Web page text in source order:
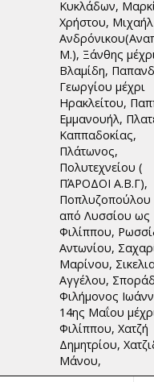
Κυκλάδων,
Χρήστου, Μιχαήλ
Μ.), Ξάνθης
Βλαμίδη,
Γεωργίου μέχρι
Ηρακλείτου,
Εμμανουήλ,
Καππαδοκίας,
Πλάτωνος,
Πολυτεχνείου (
ΠΆΡΟΔΟΙ Α.Β.Γ),
Ποπλυζοπούλου
από Λυσσίου ως
Φιλίππου,
Αντωνίου,
Μαρίνου,
Αγγέλου,
Φιλήμονος
14ης Μαΐου
Φιλίππου, Χατζή
Δημητρίου,
Μάνου,